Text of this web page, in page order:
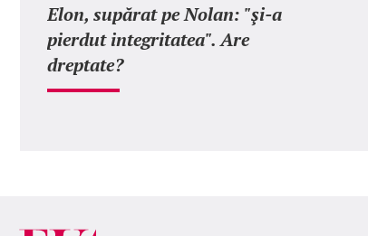
Elon, supărat pe Nolan: "şi-a
pierdut integritatea". Are
dreptate?